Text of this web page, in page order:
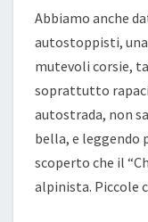
Abbiamo anche
autostoppisti,
mutevoli corsie,
soprattutto
autostrada, non
bella, e leggendo
scoperto che il
alpinista. Piccole